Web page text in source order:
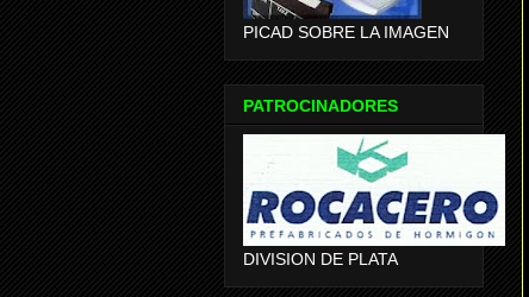
PICAD SOBRE LA IMAGEN
PATROCINADORES
DIVISION DE PLATA